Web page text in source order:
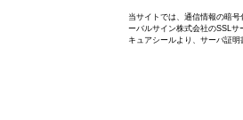
当サイトでは、通信情報の暗
ーバルサイン株式会社のSSLサ
キュアシールより、サーバ証明